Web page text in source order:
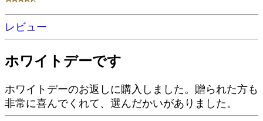
レビュー
ホワイトデーです
ホワイトデーのお返しに購入しました。贈られた方も
非常に喜んでくれて、選んだかいがありました。